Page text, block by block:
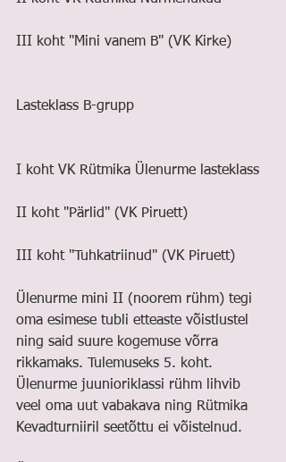
III koht "Mini vanem B" (VK Kirke)
Lasteklass B-grupp
I koht VK Rütmika Ülenurme lasteklass
II koht "Pärlid" (VK Piruett)
III koht "Tuhkatriinud" (VK Piruett)
Ülenurme mini II (noorem rühm) tegi
oma esimese tubli etteaste võistlustel
ning said suure kogemuse võrra
rikkamaks. Tulemuseks 5. koht.
Ülenurme juunioriklassi rühm lihvib
veel oma uut vabakava ning Rütmika
Kevadturniiril seetõttu ei võistelnud.